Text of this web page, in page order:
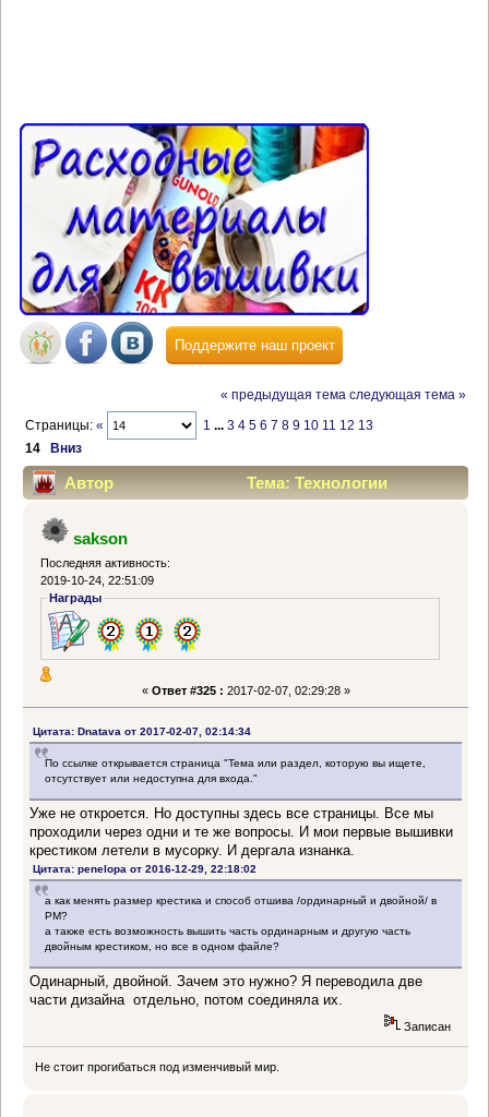
Поддержите наш проект
« предыдущая тема следующая тема »
Страницы:« 1 ... 3 4 5 6 7 8 9 10 11 12 13
14
Вниз
Автор
Тема: Технологии
вышивки крестиком (Прочитано 409727 раз)
sakson
Последняя активность:
2019-10-24, 22:51:09
Награды
« Ответ #325 : 2017-02-07, 02:29:28 »
Цитата: Dnatava от 2017-02-07, 02:14:34
По ссылке открывается страница "Тема или раздел, которую вы ищете,
отсутствует или недоступна для входа."
Уже не откроется. Но доступны здесь все страницы. Все мы
проходили через одни и те же вопросы. И мои первые вышивки
крестиком летели в мусорку. И дергала изнанка.
Цитата: penelopa от 2016-12-29, 22:18:02
а как менять размер крестика и способ отшива /ординарный и двойной/ в
РМ?
а также есть возможность вышить часть ординарным и другую часть
двойным крестиком, но все в одном файле?
Одинарный, двойной. Зачем это нужно? Я переводила две
части дизайна отдельно, потом соединяла их.
Записан
Не стоит прогибаться под изменчивый мир.